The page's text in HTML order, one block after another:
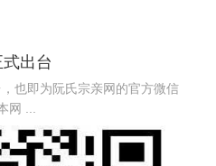
出台
也即为阮氏宗亲网的官方微信
网 ...